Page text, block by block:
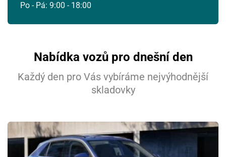
Po - Pá: 9:00 - 18:00
Nabídka vozů pro dnešní den
Každý den pro Vás vybíráme nejvýhodnější
skladovky